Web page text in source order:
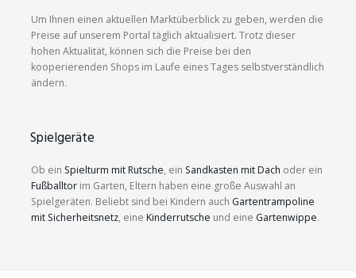
Um Ihnen einen aktuellen Marktüberblick zu geben, werden die
Preise auf unserem Portal täglich aktualisiert. Trotz dieser
hohen Aktualität, können sich die Preise bei den
kooperierenden Shops im Laufe eines Tages selbstverständlich
ändern.
Spielgeräte
Ob ein Spielturm mit Rutsche, ein Sandkasten mit Dach oder ein
Fußballtor im Garten, Eltern haben eine große Auswahl an
Spielgeräten. Beliebt sind bei Kindern auch Gartentrampoline
mit Sicherheitsnetz, eine Kinderrutsche und eine Gartenwippe.